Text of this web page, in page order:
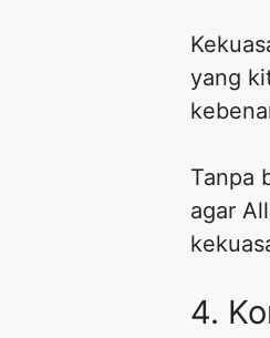
yang
Tanpa
agar
4.